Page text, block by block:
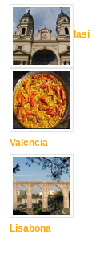
Iasi
Valencia
Lisabona